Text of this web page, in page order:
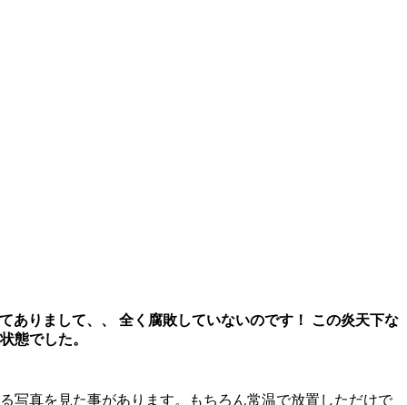
ありまして、、 全く腐敗していないのです！ この炎天下な
態でした。
写真を見た事があります。もちろん常温で放置しただけで